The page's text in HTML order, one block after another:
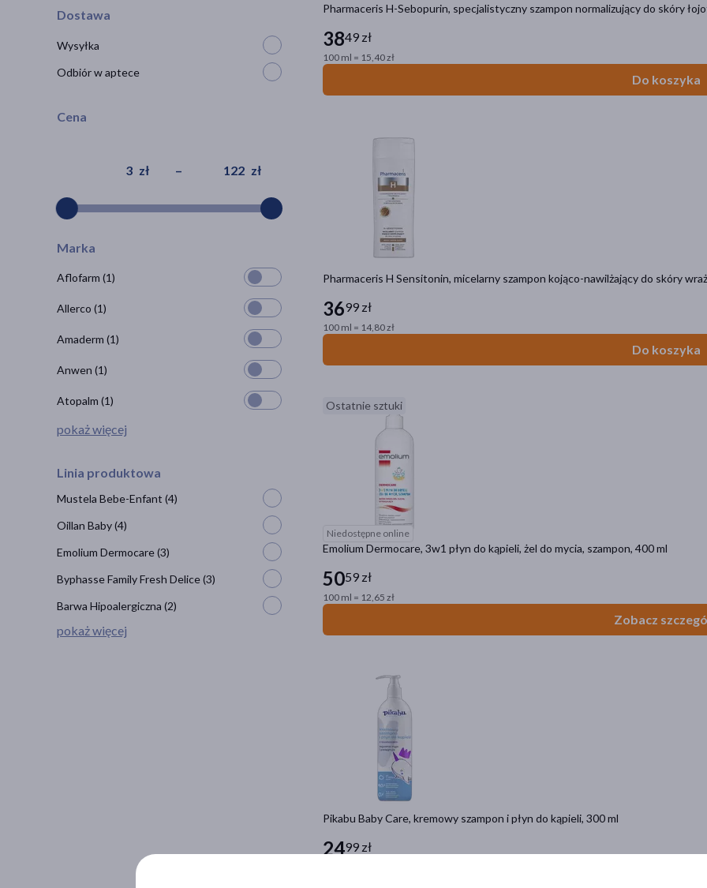
Pharmaceris H-Sebopurin, specjalistyczny szampon normalizujący do skóry
3849 zł
100 ml = 15,40 zł
Do koszyka
Pharmaceris H Sensitonin, micelarny szampon kojąco-nawilżający do skóry
3699 zł
100 ml = 14,80 zł
Do koszyka
Ostatnie sztuki
Niedostępne online
Emolium Dermocare, 3w1 płyn do kąpieli, żel do mycia, szampon, 400 ml
5059 zł
100 ml = 12,65 zł
Zobacz
Pikabu Baby Care, kremowy szampon i płyn do kąpieli, 300 ml
2499 zł
Dostawa
Wysyłka
Odbiór w aptece
Cena
zł – zł
Marka
Aflofarm (1)
Allerco (1)
Amaderm (1)
Anwen (1)
Atopalm (1)
pokaż więcej
Linia produktowa
Mustela Bebe-Enfant (4)
Oillan Baby(4)
Emolium Dermocare(3)
Byphasse Family Fresh Delice(3)
Barwa Hipoalergiczna (2)
pokaż więcej